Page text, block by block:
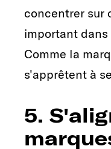
concentrer sur
important
Comme la
s'apprêtent à
5.